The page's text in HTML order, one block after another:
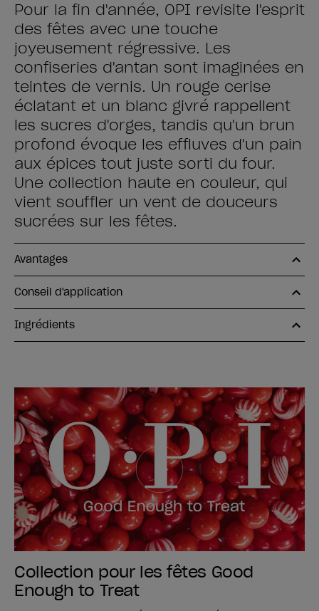
Pour la fin d'année, OPI revisite l'esprit
des fêtes avec une touche
joyeusement régressive. Les
confiseries d'antan sont imaginées en
teintes de vernis. Un rouge cerise
éclatant et un blanc givré rappellent
les sucres d'orges, tandis qu'un brun
profond évoque les effluves d'un pain
aux épices tout juste sorti du four.
Une collection haute en couleur, qui
vient souffler un vent de douceurs
sucrées sur les fêtes.
Avantages
Conseil d'application
Ingrédients
Collection pour les fêtes Good
Enough to Treat